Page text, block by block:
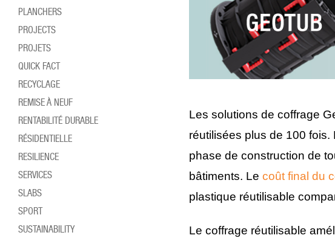
Les solutions de coffrage
réutilisées plus de 100 fois.
phase de construction de
bâtiments. Le coût final du
plastique réutilisable
Le coffrage réutilisable
PLANCHERS
PROJECTS
PROJETS
QUICK FACT
RECYCLAGE
REMISE À NEUF
RENTABILITÉ DURABLE
RÉSIDENTIELLE
RESILIENCE
SERVICES
SLABS
SPORT
SUSTAINABILITY